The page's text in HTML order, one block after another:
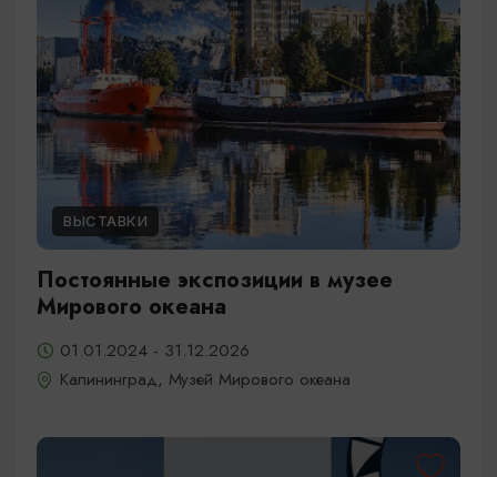
ВЫСТАВКИ
Постоянные экспозиции в музее
Мирового океана
01.01.2024 - 31.12.2026
Калининград, Музей Мирового океана